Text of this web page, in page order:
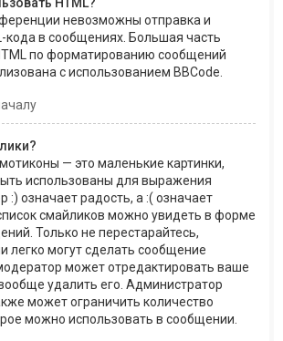
невозможны отправка и
кода в сообщениях. Большая часть
по форматированию сообщений
с использованием BBCode.
— это маленькие картинки,
использованы для выражения
:) означает радость, а :( означает
смайликов можно увидеть в форме
Только не перестарайтесь,
легко могут сделать сообщение
может отредактировать ваше
удалить его. Администратор
может ограничить количество
можно использовать в сообщении.